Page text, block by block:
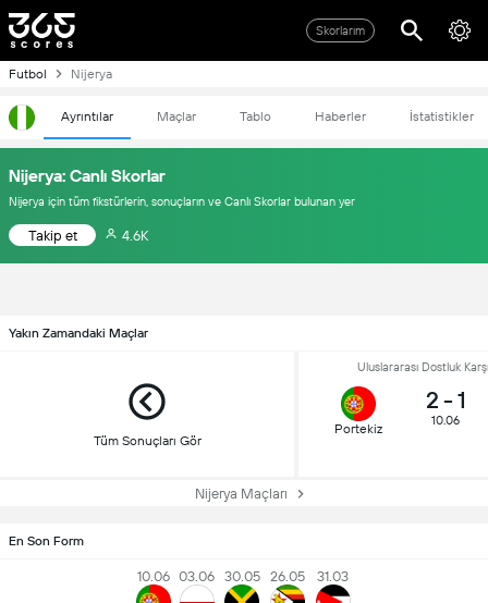
Skorlarım
Futbol Nijerya
Ayrıntılar Maçlar Tablo Haberler İstatistikler
Nijerya: Canlı Skorlar
Nijerya için tüm fikstürlerin, sonuçların ve Canlı Skorlar bulunan yer
Takip et 4.6K
Yakın Zamandaki Maçlar
Tüm Sonuçları Gör
Uluslararası Dostluk
Portekiz
2 - 1
10.06
Nijerya Maçları
En Son Form
10.06 03.06 30.05 26.05 31.03